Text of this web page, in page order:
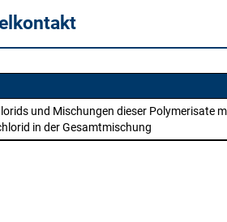
und Mischungen dieser Polymerisate
in der Gesamtmischung